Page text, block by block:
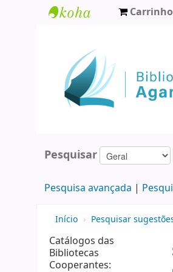
Agamenon
Magalhães
Carrinho
Pesquisar
Pesquisa avançada
Início › Pesquisar
Catálogos das
Bibliotecas
Cooperantes: